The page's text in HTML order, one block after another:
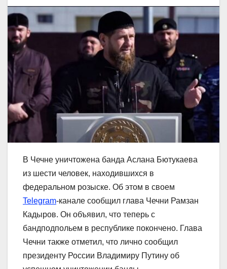
В Чечне уничтожена банда Аслана Бютукаева
из шести человек, находившихся в
федеральном розыске. Об этом в своем
Telegram-канале сообщил глава Чечни Рамзан
Кадыров. Он объявил, что теперь с
бандподпольем в республике покончено. Глава
Чечни также отметил, что лично сообщил
президенту России Владимиру Путину об